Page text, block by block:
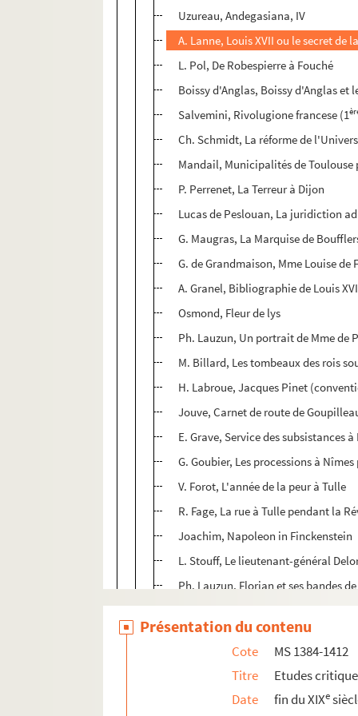
Uzureau, Andegasiana, IV
A. Lanne, Louis XVII ou le secret de
L. Pol, De Robespierre à Fouché
Boissy d'Anglas, Boissy d'Anglas et
Salvemini, Rivolugione francese (1
Ch. Schmidt, La réforme de
Mandail, Municipalités de
P. Perrenet, La Terreur à Dijon
Lucas de Peslouan, La juridiction
G. Maugras, La Marquise de
G. de Grandmaison, Mme Louise de
A. Granel, Bibliographie de Louis XVI
Osmond, Fleur de lys
Ph. Lauzun, Un portrait de Mme de
M. Billard, Les tombeaux des rois
H. Labroue, Jacques Pinet
Jouve, Carnet de route de
E. Grave, Service des subsistances
G. Goubier, Les processions à
V. Forot, L'année de la peur à Tulle
R. Fage, La rue à Tulle pendant la
Joachim, Napoleon in Finckenstein
L. Stouff, Le lieutenant-général
Ph. Lauzun, Florian et ses bandes
H. Houssaye, La garde meurt et ne
Le Joindre, Le génral de Bollemont
Abbé Ricaud, Journal de la
Abbé Ricaud, Les suspects des
Dom Louis David, Les seize
Présentation du contenu
Cote
MS 1384-1412
Titre
Etudes
Date
fin du XIXe